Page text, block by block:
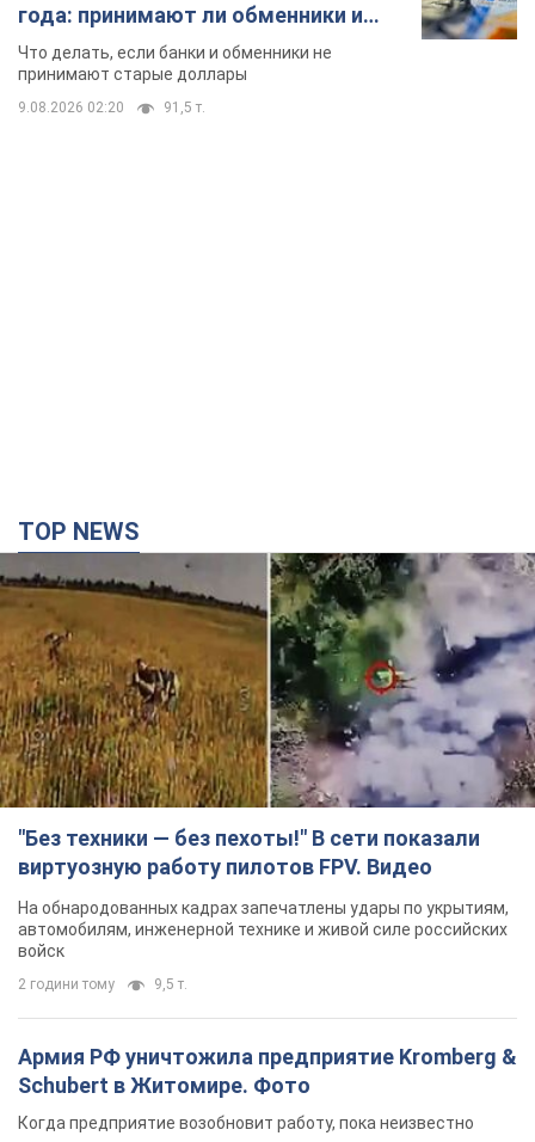
года: принимают ли обменники и
банки такие купюры
Что делать, если банки и обменники не
принимают старые доллары
9.08.2026 02:20 91,5 т.
TOP NEWS
"Без техники — без пехоты!" В сети показали
виртуозную работу пилотов FPV. Видео
На обнародованных кадрах запечатлены удары по укрытиям,
автомобилям, инженерной технике и живой силе российских
войск
2 години тому 9,5 т.
Армия РФ уничтожила предприятие Kromberg &
Schubert в Житомире. Фото
Когда предприятие возобновит работу, пока неизвестно